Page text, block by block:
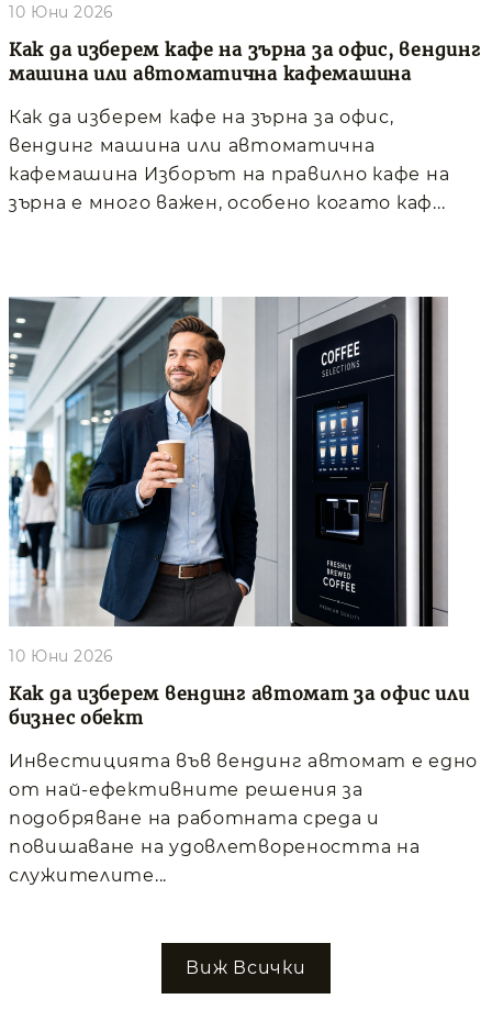
Как да изберем кафе на зърна за офис, вендинг
машина или автоматична кафемашина
10 Юни 2026
Как да изберем кафе на зърна за офис,
вендинг машина или автоматична
кафемашина Изборът на правилно кафе на
зърна е много важен, особено когато каф...
Как да изберем вендинг автомат за офис или
бизнес обект
10 Юни 2026
Инвестицията във вендинг автомат е едно
от най-ефективните решения за
подобряване на работната среда и
повишаване на удовлетвореността на
служителите...
Виж Всички